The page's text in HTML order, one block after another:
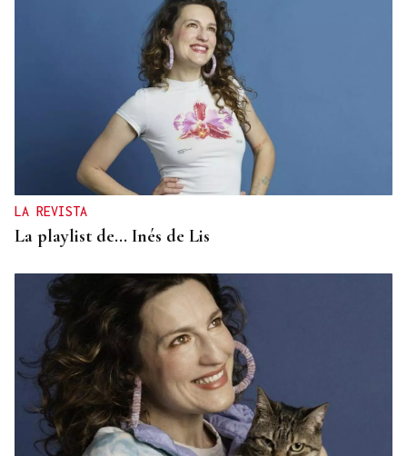
LA REVISTA
La playlist de... Inés de Lis